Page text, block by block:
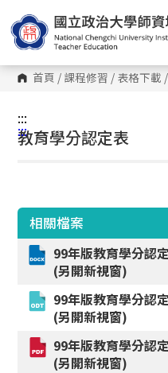
到
主
要
內
容
區 首頁 / 課程修習 / 表格下載 /
:::
:::
教育學分認定表
相關檔案
99年版教育學分認
(另開新視窗)
99年版教育學分認
(另開新視窗)
99年版教育學分認
(另開新視窗)